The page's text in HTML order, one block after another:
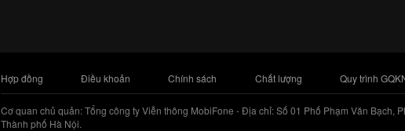
Hợp đồng Điều khoản Chính sách Chất lượng Quy trình
Cơ quan chủ quản: Tổng công ty Viễn thông MobiFone - Địa chỉ: Số 01 Phố Phạm Văn Bạch,
Thành phố Hà Nội.